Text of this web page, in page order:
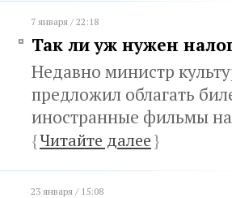
7 января / 22:18
Так ли уж нужен
Недавно министр
предложил облагать
иностранные фильмы
{Читайте далее}
23 января / 15:08